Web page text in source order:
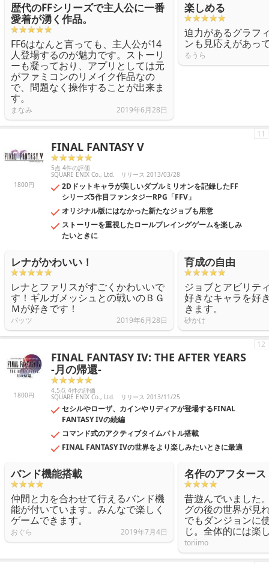
歴代のFFシリーズで主人公に一番
愛着が湧く作品。
FF6はなんと言っても、主人公が14
人登場するのが魅力です。ストーリ
ーも凝っており、アプリとしては元
がファミコンのリメイク作品なの
で、問題なく操作することが出来ま
す。
まなみ 2019年6月28日
楽しめる
迫力があるグラフ
ンも見応えがあっ
るうら
1800円
FINAL FANTASY V
5点 4件の評価
SQUARE ENIX Co., Ltd. リリース 2013/03/28
2Dドットキャラが美しいダブルミリオンを記録したFF
シリーズ5作目ファンタジーRPG「FFV」
オリジナル版にはなかった新たなジョブも用意
ストーリーを重視したロールプレイングゲームを楽しみ
たいときに
11
レナがかわいい！
レナとファリスがすごくかわいいで
す！ギルガメッシュとの戦いのＢＧ
Ｍが好きです！
バッツ 2019年6月28日
育成の自由
ジョブとアビリテ
好きなキャラを好
きます。
砂かけ
1800円
FINAL FANTASY IV: THE AFTER YEARS
-月の帰還-
4.5点 4件の評価
SQUARE ENIX Co., Ltd. リリース 2013/11/25
セシルやローザ、カインやリディアが登場するFINAL
FANTASY IVの続編
コマンド式のアクティブタイムバトル搭載
FINAL FANTASY IVの世界をより楽しみたいときに最適
12
バンド機能搭載
仲間と力を合わせて行えるバンド機
能が付いています。みんなで楽しく
ゲームできます。
おぐら 2019年7月4日
名作のアフター
昔遊んでいました
グの後の世界が見
でもダンジョンに
じ。全体的には楽
toriimo